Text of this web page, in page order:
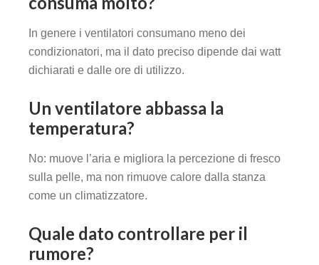
In genere i ventilatori consumano meno dei
condizionatori, ma il dato preciso dipende dai watt
dichiarati e dalle ore di utilizzo.
Un ventilatore abbassa la
temperatura?
No: muove l’aria e migliora la percezione di fresco
sulla pelle, ma non rimuove calore dalla stanza
come un climatizzatore.
Quale dato controllare per il
rumore?